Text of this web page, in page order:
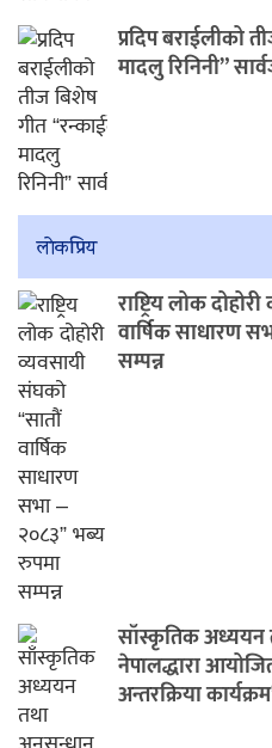
प्रदिप बराईलीको
मादलु रिनिनी”
लाेकप्रिय
राष्ट्रिय लोक
वार्षिक साधारण
सम्पन्न
साँस्कृतिक अध्ययन
नेपालद्धारा
अन्तरक्रिया